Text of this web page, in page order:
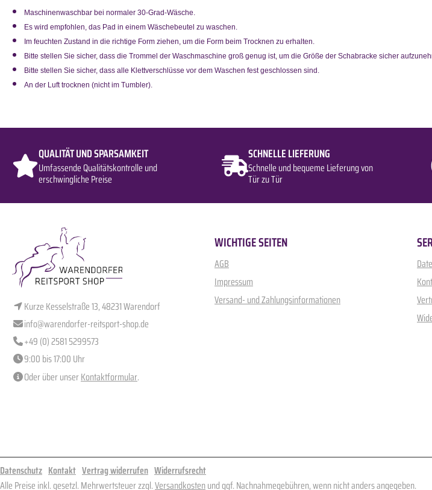
Maschinenwaschbar bei normaler 30-Grad-Wäsche.
Es wird empfohlen, das Pad in einem Wäschebeutel zu waschen.
Im feuchten Zustand in die richtige Form ziehen, um die Form beim Trocknen zu erhalten.
Bitte stellen Sie sicher, dass die Trommel der Waschmaschine groß genug ist, um die Größe der Schabracke sicher
Bitte stellen Sie sicher, dass alle Klettverschlüsse vor dem Waschen fest geschlossen sind.
An der Luft trocknen (nicht im Tumbler).
QUALITÄT UND SPARSAMKEIT
Umfassende Qualitätskontrolle und
erschwingliche Preise
SCHNELLE LIEFERUNG
Schnelle und bequeme Lieferung von
Tür zu Tür
Kurze Kesselstraße 13, 48231 Warendorf
info@warendorfer-reitsport-shop.de
+49 (0) 2581 5299573
9:00 bis 17:00 Uhr
Oder über unserKontaktformular.
WICHTIGE SEITEN
AGB
Impressum
Versand- und Zahlungsinformationen
Datenschutz Kontakt Vertrag widerrufen Widerrufsrecht
Alle Preise inkl. gesetzl. Mehrwertsteuer zzgl.Versandkostenund ggf. Nachnahmegebühren, wenn nicht anders angegeben.